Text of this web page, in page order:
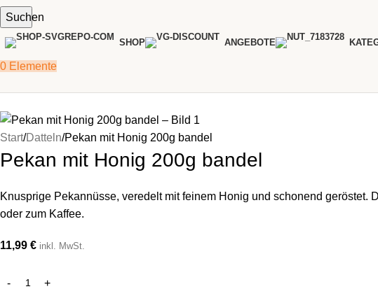
Suchen
SHOP ANGEBOTE
0 Elemente
Start Datteln Pekan mit Honig 200g bandel
Pekan mit Honig 200g bandel
Knusprige Pekannüsse, veredelt mit feinem Honig und schonend
oder zum Kaffee.
11,99 € inkl. MwSt.